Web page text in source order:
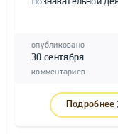
опубликовано
30 сентября
комментариев
Подробнее